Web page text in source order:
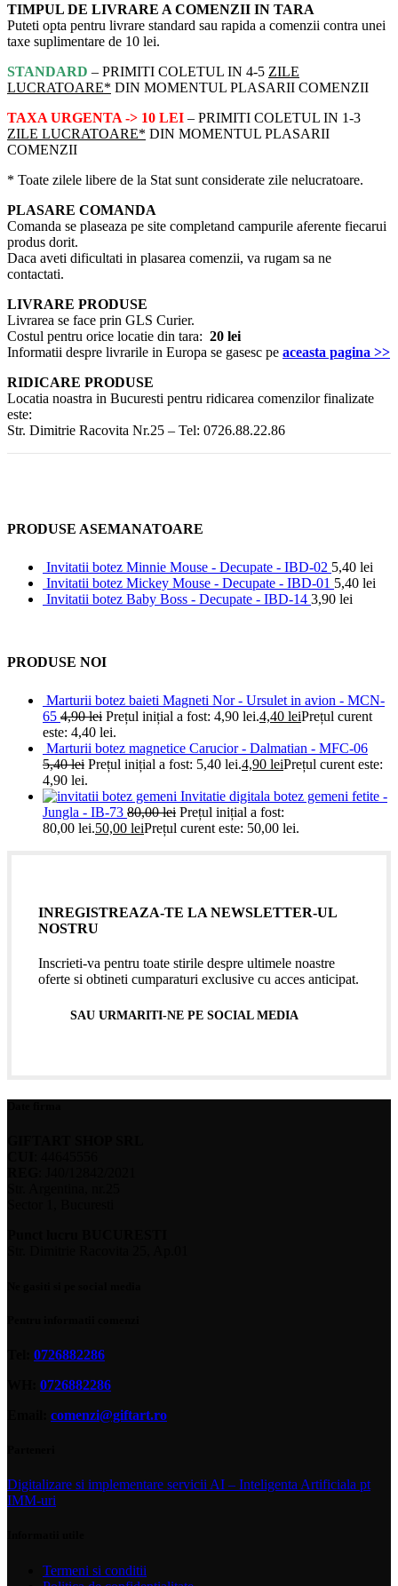
TIMPUL DE LIVRARE A COMENZII IN TARA
Puteti opta pentru livrare standard sau rapida a comenzii contra unei
taxe suplimentare de 10 lei.
STANDARD – PRIMITI COLETUL IN 4-5 ZILE
LUCRATOARE* DIN MOMENTUL PLASARII COMENZII
TAXA URGENTA -> 10 LEI – PRIMITI COLETUL IN 1-3
ZILE LUCRATOARE* DIN MOMENTUL PLASARII
COMENZII
* Toate zilele libere de la Stat sunt considerate zile nelucratoare.
PLASARE COMANDA
Comanda se plaseaza pe site completand campurile aferente fiecarui
produs dorit.
Daca aveti dificultati in plasarea comenzii, va rugam sa ne
contactati.
LIVRARE PRODUSE
Livrarea se face prin GLS Curier.
Costul pentru orice locatie din tara: 20 lei
Informatii despre livrarile in Europa se gasesc pe aceasta pagina >>
RIDICARE PRODUSE
Locatia noastra in Bucuresti pentru ridicarea comenzilor finalizate
este:
Str. Dimitrie Racovita Nr.25 – Tel: 0726.88.22.86
PRODUSE ASEMANATOARE
Invitatii botez Minnie Mouse - Decupate - IBD-02 5,40 lei
Invitatii botez Mickey Mouse - Decupate - IBD-01 5,40 lei
Invitatii botez Baby Boss - Decupate - IBD-14 3,90 lei
PRODUSE NOI
Marturii botez baieti Magneti Nor - Ursulet in avion - MCN-
65 4,90lei Prețul inițial a fost: 4,90 lei.4,40 leiPrețul curent
este: 4,40 lei.
Marturii botez magnetice Carucior - Dalmatian - MFC-06
5,40lei Prețul inițial a fost: 5,40 lei.4,90 leiPrețul curent este:
4,90 lei.
Invitatie digitala botez gemeni fetite -
Jungla - IB-73 80,00lei Prețul inițial a fost:
80,00 lei.50,00 leiPrețul curent este: 50,00 lei.
INREGISTREAZA-TE LA NEWSLETTER-UL
NOSTRU
Inscrieti-va pentru toate stirile despre ultimele noastre
oferte si obtineti cumparaturi exclusive cu acces anticipat.
SAU URMARITI-NE PE SOCIAL MEDIA
0726882286
0726882286
comenzi@giftart.ro
Digitalizare si implementare servicii AI – Inteligenta Artificiala pt
IMM-uri
Termeni si conditii